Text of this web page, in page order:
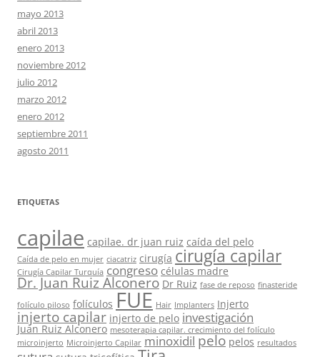
mayo 2013
abril 2013
enero 2013
noviembre 2012
julio 2012
marzo 2012
enero 2012
septiembre 2011
agosto 2011
ETIQUETAS
capilae capilae. dr juan ruiz caída del pelo
Caída de pelo en mujer ciacatriz cirugía cirugía capilar
Cirugía Capilar Turquía congreso células madre
Dr. Juan Ruiz Alconero Dr Ruiz fase de reposo finasteride
folículo piloso folículos FUE Hair Implanters Injerto
injerto capilar injerto de pelo investigación
Juan Ruiz Alconero mesoterapia capilar. crecimiento del folículo
microinjerto Microinjerto Capilar minoxidil pelo pelos resultados